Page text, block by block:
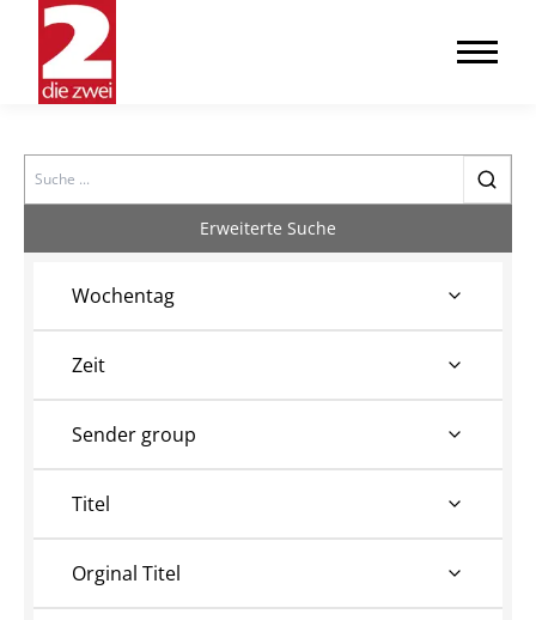
Search
Erweiterte Suche
Wochentag
Zeit
Sender group
Titel
Orginal Titel